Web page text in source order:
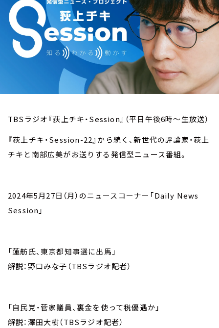
TBSラジオ『荻上チキ・Session』（平日午後6時～生放送）
『荻上チキ・Session-22』から続く、新世代の評論家・荻上
チキと南部広美がお送りする発信型ニュース番組。
2024年5月27日（月）のニュースコーナー「Daily News
Session」
「蓮舫氏、東京都知事選に出馬」
解説：野口みな子（TBSラジオ記者）
「自民党・菅家議員、裏金を使って税優遇か」
解説：澤田大樹（TBSラジオ記者）